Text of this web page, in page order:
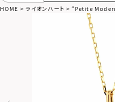
HOME ライオンハート “Petite